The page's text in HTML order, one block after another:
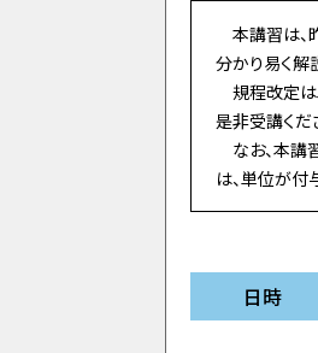
本講習は、
分かり易く解
規程改定は
是非受講くだ
なお、本講
は、単位が付
日時